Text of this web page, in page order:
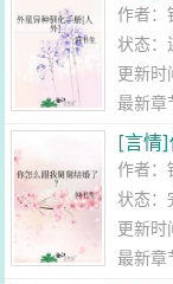
作者：
状态：
更新
最新章
[言情]
作者：
状态：
更新
最新章